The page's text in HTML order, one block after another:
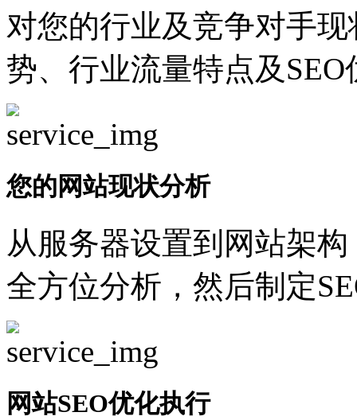
对您的行业及竞争对手
势、行业流量特点及
您的网站现状分析
从服务器设置到网站架
全方位分析，然后制定
网站SEO优化执行